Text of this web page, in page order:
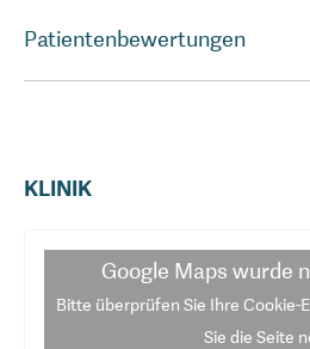
Patientenbewertungen
KLINIK
Google Maps wurde
Bitte überprüfen Sie Ihre Cookie-
Sie die Seite